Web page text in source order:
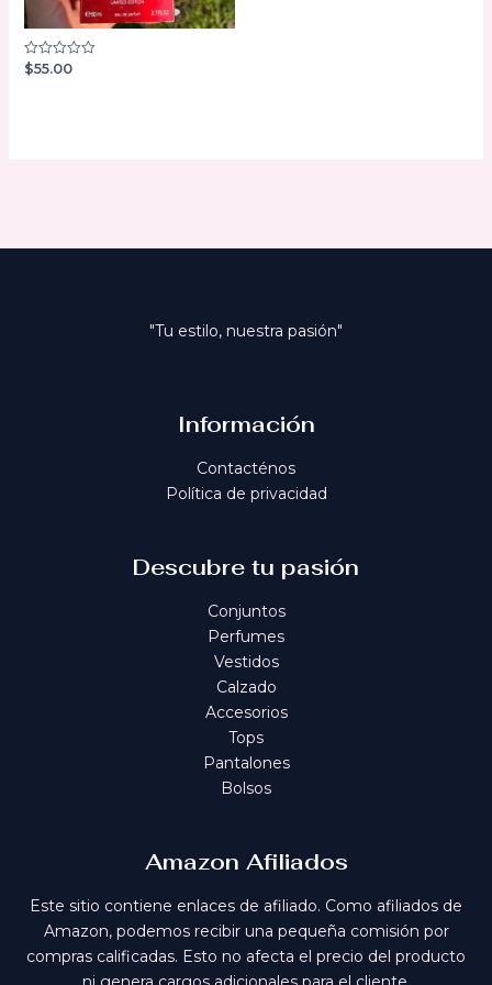
Valorado
con
$55.00
"Tu estilo, nuestra pasión"
Información
Contacténos
Política de privacidad
Descubre tu pasión
Conjuntos
Perfumes
Vestidos
Calzado
Accesorios
Tops
Pantalones
Bolsos
Amazon Afiliados
Este sitio contiene enlaces de afiliado. Como afiliados de
Amazon, podemos recibir una pequeña comisión por
compras calificadas. Esto no afecta el precio del producto